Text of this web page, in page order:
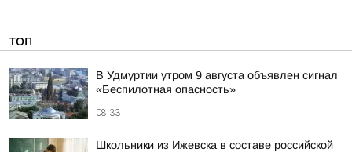
ТОП
В Удмуртии утром 9 августа объявлен сигнал
«Беспилотная опасность»
08:33
Школьники из Ижевска в составе российской